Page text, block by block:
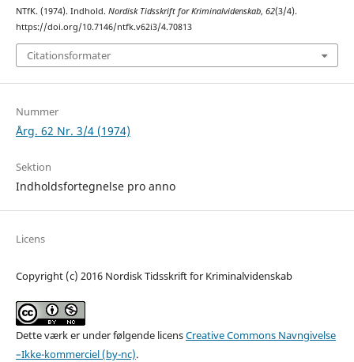
NTfK. (1974). Indhold. Nordisk Tidsskrift for Kriminalvidenskab, 62(3/4).
https://doi.org/10.7146/ntfk.v62i3/4.70813
Citationsformater
Nummer
Årg. 62 Nr. 3/4 (1974)
Sektion
Indholdsfortegnelse pro anno
Licens
Copyright (c) 2016 Nordisk Tidsskrift for Kriminalvidenskab
Dette værk er under følgende licensCreative Commons Navngivelse
–Ikke-kommerciel (by-nc).